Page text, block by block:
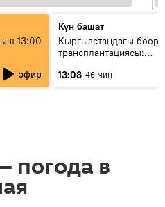
13:00
эфир
Күн башат
Кыргызстандагы боор
трансплантациясы:
келечеги
13:08 46 мин
погода в